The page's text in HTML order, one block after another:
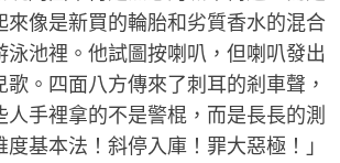
像是新買的輪胎和劣質香水的混合
池裡。他試圖按喇叭，但喇叭發出
。四面八方傳來了刺耳的剎車聲，
手裡拿的不是警棍，而是長長的測
基本法！斜停入庫！罪大惡極！」